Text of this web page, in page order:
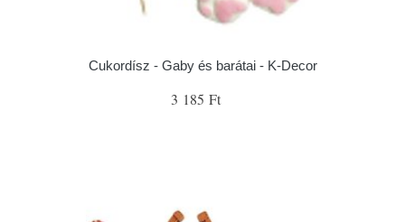
Cukordísz - Gaby és barátai - K-Decor
3 185 Ft